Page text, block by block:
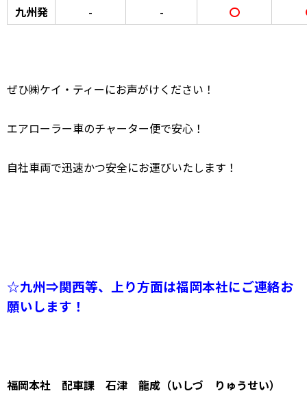
九州発 - - 〇
ぜひ㈱ケイ・ティーにお声がけください！
エアローラー車のチャーター便で安心！
自社車両で迅速かつ安全にお運びいたします！
☆九州⇒関西等、上り方面は福岡本社にご連絡お
願いします！
福岡本社 配車課 石津 龍成（いしづ りゅうせい）